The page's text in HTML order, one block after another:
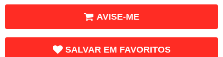
AVISE-ME
SALVAR EM FAVORITOS